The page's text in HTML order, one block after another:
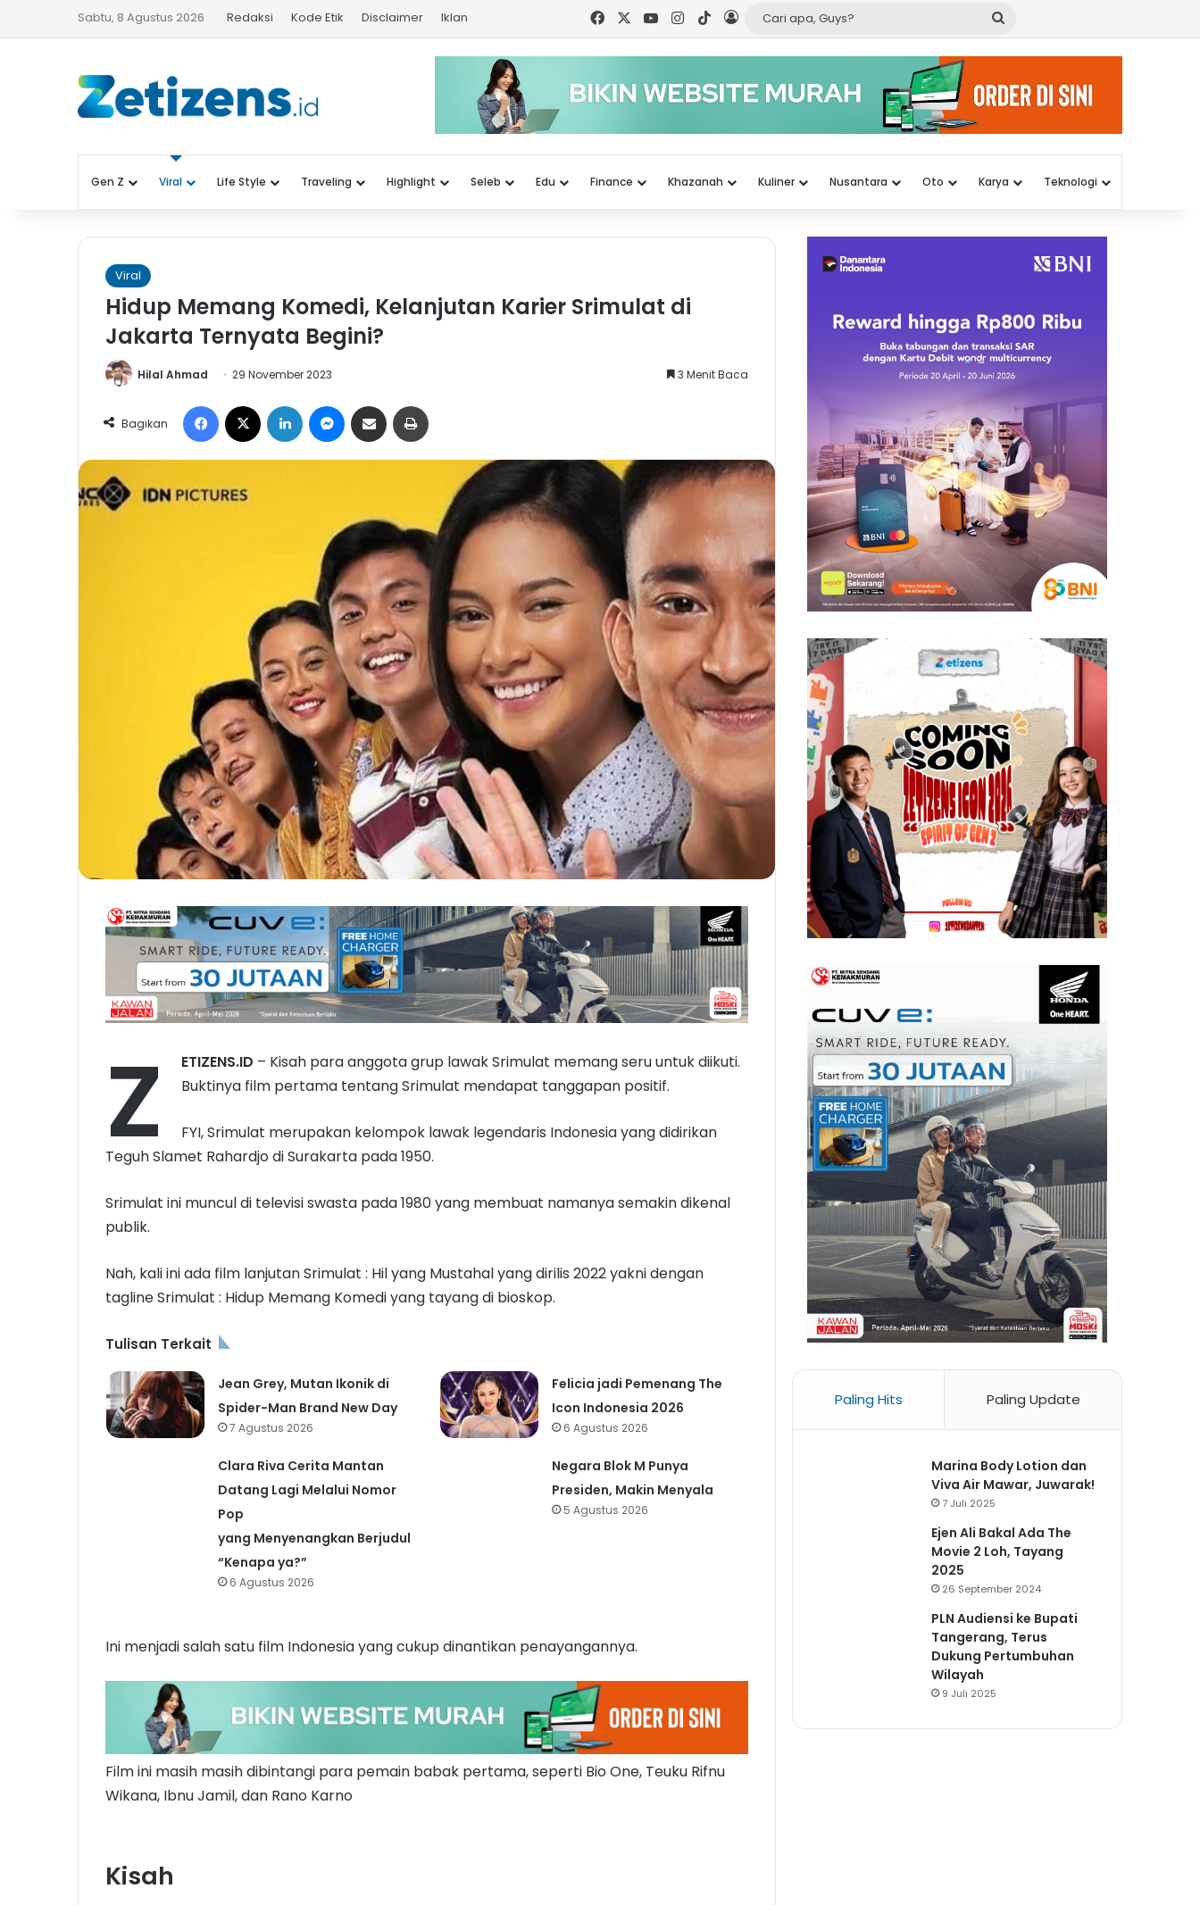
Sabtu, 8 Agustus 2026 Redaksi Kode Etik Disclaimer Iklan FacebookYouTubeInstagram
TikTokLog In
Cari
Guys?
Gen Z Viral Life Style Traveling Highlight Seleb Edu Finance Khazanah Kuliner Nusantara Oto Karya Teknologi
Viral
Hidup Memang Komedi, Kelanjutan Karier Srimulat di
Jakarta Ternyata Begini?
Hilal Ahmad 29 November 2023 3 Menit Baca
Bagikan
Facebook LinkedIn Messenger
Share via Email
Z ETIZENS.ID – Kisah para anggota grup lawak Srimulat memang seru untuk diikuti.
Buktinya film pertama tentang Srimulat mendapat tanggapan positif.
FYI, Srimulat merupakan kelompok lawak legendaris Indonesia yang didirikan
Teguh Slamet Rahardjo di Surakarta pada 1950.
Srimulat ini muncul di televisi swasta pada 1980 yang membuat namanya semakin dikenal
publik.
Nah, kali ini ada film lanjutan Srimulat : Hil yang Mustahal yang dirilis 2022 yakni dengan
tagline Srimulat : Hidup Memang Komedi yang tayang di bioskop.
Tulisan Terkait
Jean Grey, Mutan Ikonik di
Spider-Man Brand New Day
7 Agustus 2026
Felicia jadi Pemenang The
Icon Indonesia 2026
6 Agustus 2026
Clara Riva Cerita Mantan
Datang Lagi Melalui Nomor
Pop
yang Menyenangkan Berjudul
“Kenapa ya?”
6 Agustus 2026
Negara Blok M Punya
Presiden, Makin Menyala
5 Agustus 2026
Ini menjadi salah satu film Indonesia yang cukup dinantikan penayangannya.
Film ini masih masih dibintangi para pemain babak pertama, seperti Bio One, Teuku Rifnu
Wikana, Ibnu Jamil, dan Rano Karno
Kisah
Paling Hits Paling Update
Marina Body Lotion dan
Viva Air Mawar, Juwarak!
7 Juli 2025
Ejen Ali Bakal Ada The
Movie 2 Loh, Tayang
2025
26 September 2024
PLN Audiensi ke Bupati
Tangerang, Terus
Dukung Pertumbuhan
Wilayah
9 Juli 2025